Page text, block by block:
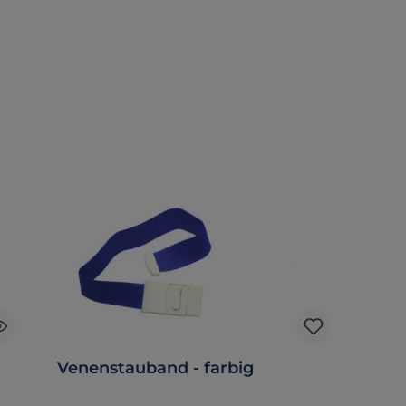
Venenstauband - farbig